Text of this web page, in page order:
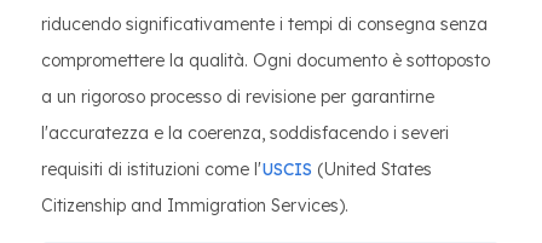
riducendo significativamente i tempi di consegna senza
compromettere la qualità. Ogni documento è sottoposto
a un rigoroso processo di revisione per garantirne
l'accuratezza e la coerenza, soddisfacendo i severi
requisiti di istituzioni come l'USCIS (United States
Citizenship and Immigration Services).